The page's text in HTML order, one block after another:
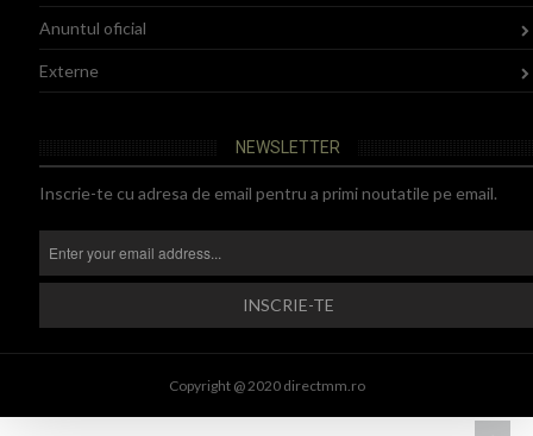
Anuntul oficial
Externe
NEWSLETTER
Inscrie-te cu adresa de email pentru a primi noutatile pe email.
Copyright @ 2020 directmm.ro